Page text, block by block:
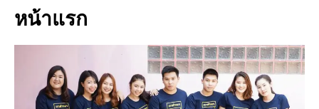
หน้าแรก